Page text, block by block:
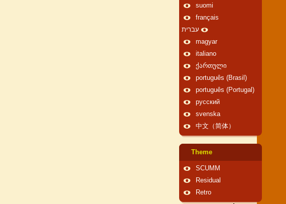
suomi
français
עברית
magyar
italiano
ქართული
português (Brasil)
português (Portugal)
русский
svenska
中文（简体）
Theme
SCUMM
Residual
Retro